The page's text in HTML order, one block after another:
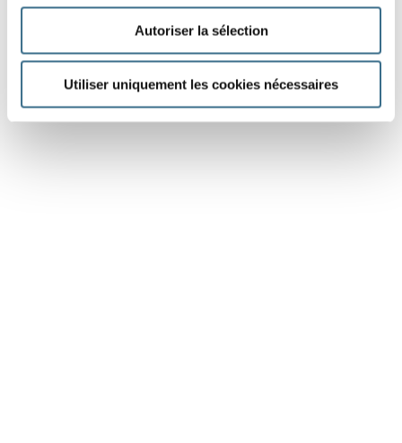
Autoriser la sélection
Utiliser uniquement les cookies nécessaires